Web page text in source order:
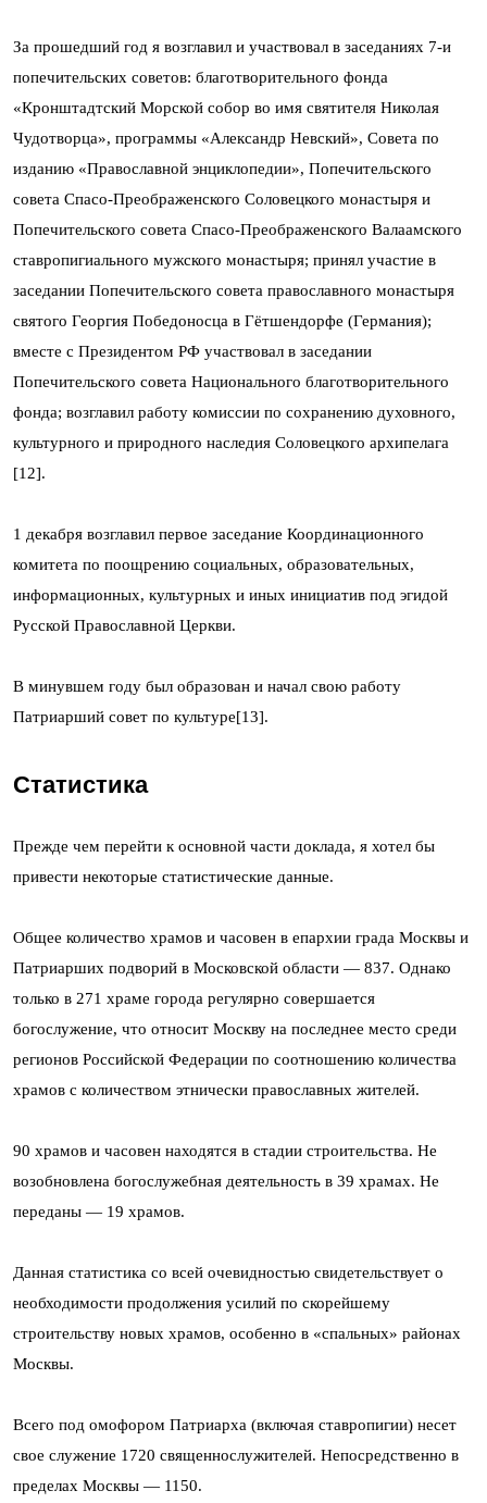
За прошедший год я возглавил и участвовал в заседаниях 7-и
попечительских советов: благотворительного фонда
«Кронштадтский Морской собор во имя святителя Николая
Чудотворца», программы «Александр Невский», Совета по
изданию «Православной энциклопедии», Попечительского
совета Спасо-Преображенского Соловецкого монастыря и
Попечительского совета Спасо-Преображенского Валаамского
ставропигиального мужского монастыря; принял участие в
заседании Попечительского совета православного монастыря
святого Георгия Победоносца в Гётшендорфе (Германия);
вместе с Президентом РФ участвовал в заседании
Попечительского совета Национального благотворительного
фонда; возглавил работу комиссии по сохранению духовного,
культурного и природного наследия Соловецкого архипелага
[12].
1 декабря возглавил первое заседание Координационного
комитета по поощрению социальных, образовательных,
информационных, культурных и иных инициатив под эгидой
Русской Православной Церкви.
В минувшем году был образован и начал свою работу
Патриарший совет по культуре[13].
Статистика
Прежде чем перейти к основной части доклада, я хотел бы
привести некоторые статистические данные.
Общее количество храмов и часовен в епархии града Москвы и
Патриарших подворий в Московской области — 837. Однако
только в 271 храме города регулярно совершается
богослужение, что относит Москву на последнее место среди
регионов Российской Федерации по соотношению количества
храмов с количеством этнически православных жителей.
90 храмов и часовен находятся в стадии строительства. Не
возобновлена богослужебная деятельность в 39 храмах. Не
переданы — 19 храмов.
Данная статистика со всей очевидностью свидетельствует о
необходимости продолжения усилий по скорейшему
строительству новых храмов, особенно в «спальных» районах
Москвы.
Всего под омофором Патриарха (включая ставропигии) несет
свое служение 1720 священнослужителей. Непосредственно в
пределах Москвы — 1150.